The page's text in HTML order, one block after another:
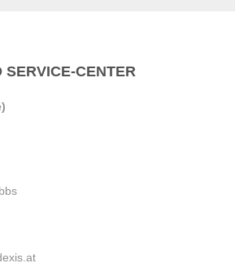
SERVICE-CENTER